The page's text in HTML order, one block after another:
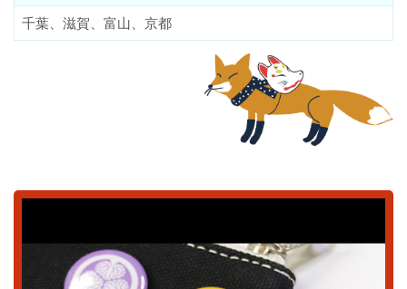
千葉、滋賀、富山、京都